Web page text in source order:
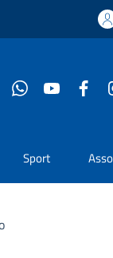
WhatsappYouTube
Sport